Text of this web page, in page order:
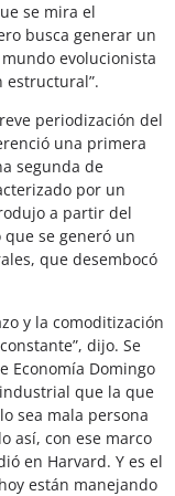
se mira el
busca generar un
evolucionista
estructural”.
periodización del
una primera
segunda de
por un
a partir del
se generó un
que desembocó
y la comoditización
dijo. Se
Economía Domingo
que la que
sea mala persona
así, con ese marco
en Harvard. Y es el
están manejando